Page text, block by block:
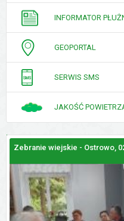
INFORMATOR
GEOPORTAL
SERWIS SMS
JAKOŚĆ
GALERIE
ZDJĘĆ
Zebranie wiejskie - Ostrowo,